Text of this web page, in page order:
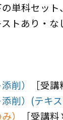
単科セット
トあり・
削）
［受
削）(テキス
）
［受講料